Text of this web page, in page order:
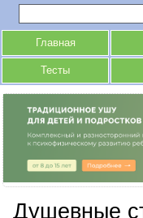
Главная
Тесты
Душевные